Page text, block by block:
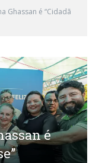
Ghassan é “Cidadã
é